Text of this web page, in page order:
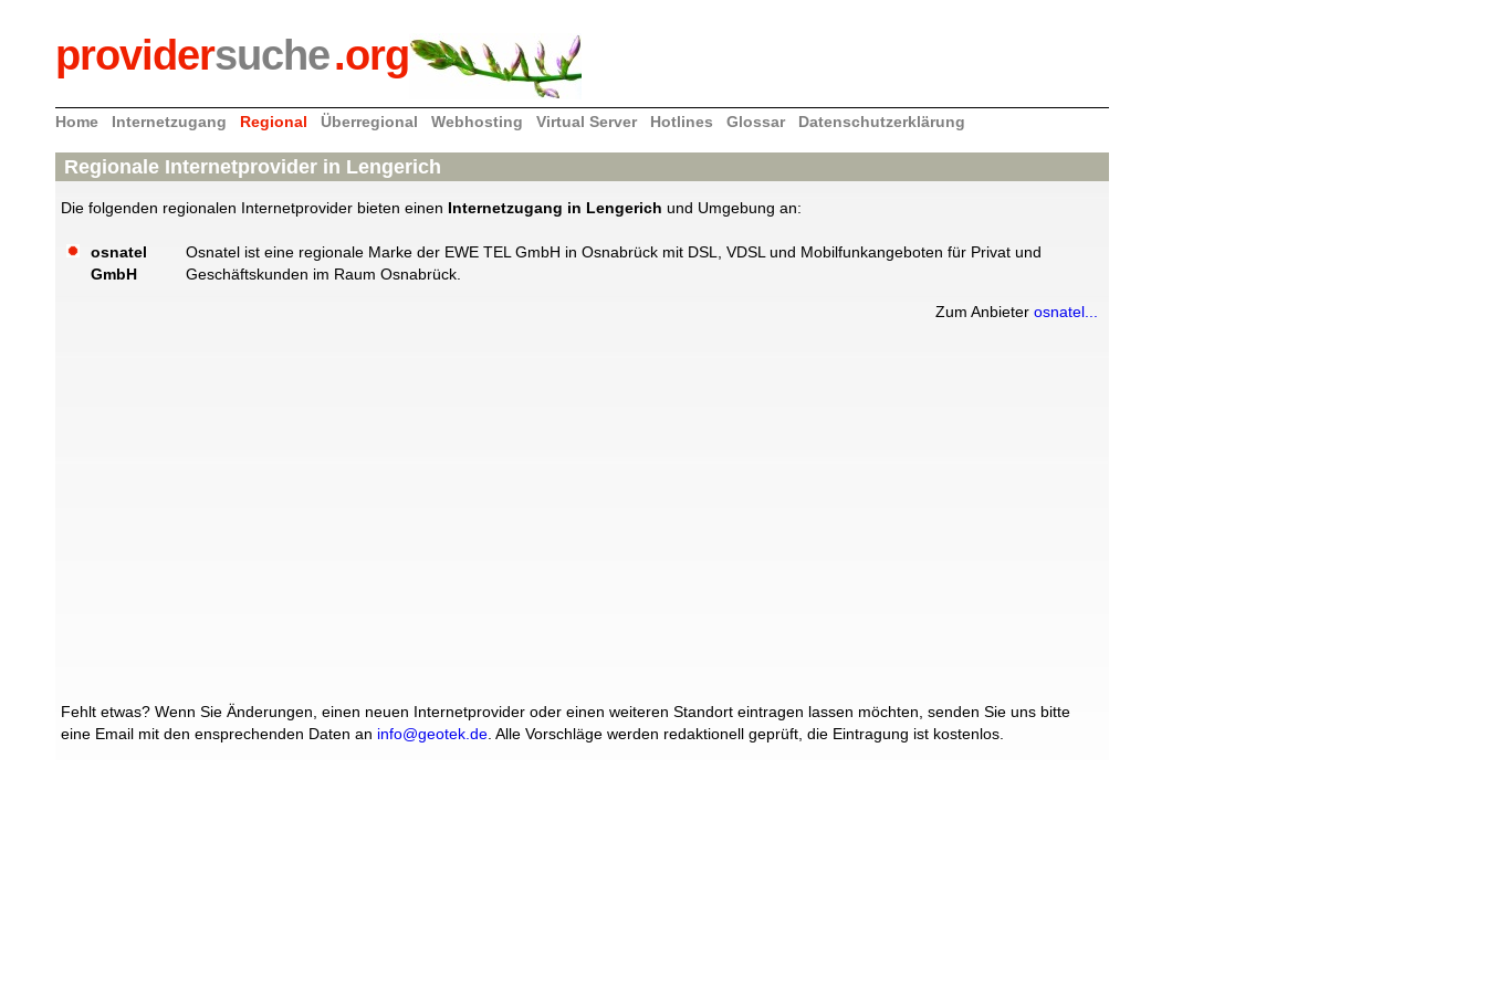
providersuche.org
Home Internetzugang Regional Überregional Webhosting Virtual Server Hotlines Glossar Datenschutzerklärung
Regionale Internetprovider in Lengerich
Die folgenden regionalen Internetprovider bieten einen Internetzugang in Lengerich und Umgebung an:
osnatel
GmbH
Osnatel ist eine regionale Marke der EWE TEL GmbH in Osnabrück mit DSL, VDSL und Mobilfunkangeboten für Privat und
Geschäftskunden im Raum Osnabrück.
Zum Anbieterosnatel...
Fehlt etwas? Wenn Sie Änderungen, einen neuen Internetprovider oder einen weiteren Standort eintragen lassen möchten, senden Sie uns bitte
eine Email mit den ensprechenden Daten an info@geotek.de . Alle Vorschläge werden redaktionell geprüft, die Eintragung ist kostenlos.